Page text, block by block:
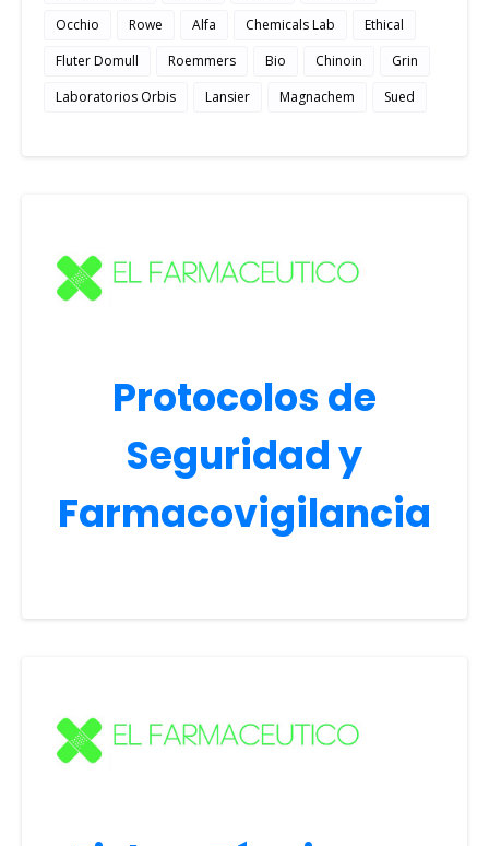
Occhio
Rowe Alfa Chemicals Lab
Ethical
Fluter Domull
Roemmers Bio Chinoin
Grin
Laboratorios Orbis
Lansier Magnachem Sued
Protocolos de
Seguridad y
Farmacovigilancia